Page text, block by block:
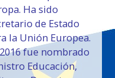
Ha sido
de Estado
la Unión Europea.
fue nombrado
Educación,